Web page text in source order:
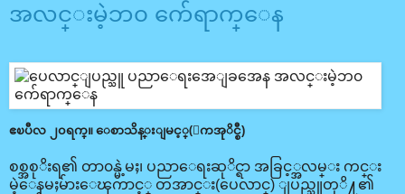
အလင္းမဲ့ဘ၀ က်ေရာက္ေန
ဧၿပီလ ၂၀ရက္။ ေစာသိန္းျမင့္(ေကအုိင္စီ)
စစ္အစုိးရ၏ တာ၀န္မဲ့မႈ၊ ပညာေရးဆုိင္ရာ အခြင့္အလမ္း ကင္း
မဲ့ေနမႈမ်ားေၾကာင့္ တအာင္း(ပေလာင္) ျပည္သူတုိ႔၏